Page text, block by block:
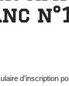
d’inscription